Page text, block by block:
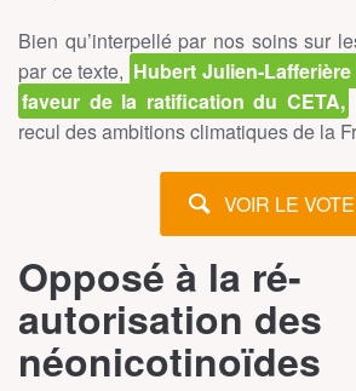
Bien qu’interpellé par nos soins sur
par ce texte, Hubert Julien-
faveur de la ratification du CETA,
recul des ambitions climatiques de la
VOIR LE VOTE
Opposé à la ré-
autorisation des
néonicotinoïdes